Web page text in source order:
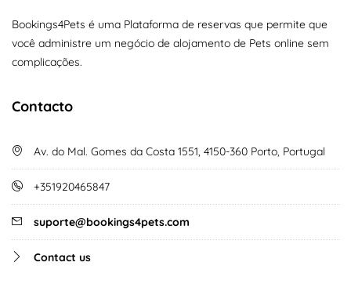
Bookings4Pets é uma Plataforma de reservas que permite que
você administre um negócio de alojamento de Pets online sem
complicações.
Contacto
Av. do Mal. Gomes da Costa 1551, 4150-360 Porto, Portugal
+351920465847
suporte@bookings4pets.com
Contact us